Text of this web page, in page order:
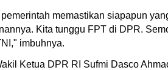
memastikan siapapun
Kita tunggu FPT di DPR.
imbuhnya.
Ketua DPR RI Sufmi Dasco